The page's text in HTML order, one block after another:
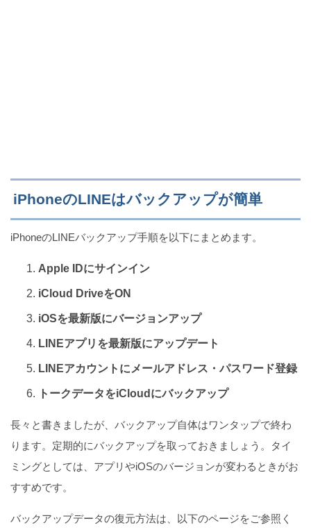
iPhoneのLINEはバックアップが簡単
iPhoneのLINEバックアップ手順を以下にまとめます。
Apple IDにサインイン
iCloud DriveをON
iOSを最新版にバージョンアップ
LINEアプリを最新版にアップデート
LINEアカウントにメールアドレス・パスワード登録
トークデータをiCloudにバックアップ
長々と書きましたが、バックアップ自体はワンタップで終わ
ります。定期的にバックアップを取っておきましょう。タイ
ミングとしては、アプリやiOSのバージョンが変わるときがお
すすめです。
バックアップデータの復元方法は、以下のページをご参照く